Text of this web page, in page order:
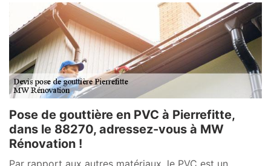
Pose de gouttière en PVC à Pierrefitte,
dans le 88270, adressez-vous à MW
Rénovation !
Par rapport aux autres matériaux, le PVC est un